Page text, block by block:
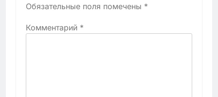
Обязательные поля помечены *
Комментарий *